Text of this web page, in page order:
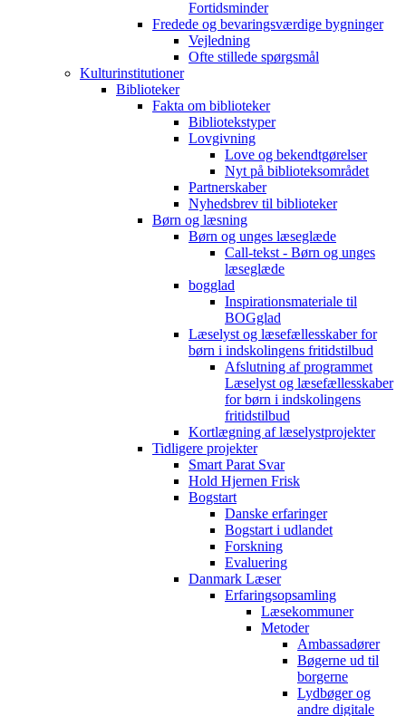
Fortidsminder
Fredede og bevaringsværdige bygninger
Vejledning
Ofte stillede spørgsmål
Kulturinstitutioner
Biblioteker
Fakta om biblioteker
Bibliotekstyper
Lovgivning
Love og bekendtgørelser
Nyt på biblioteksområdet
Partnerskaber
Nyhedsbrev til biblioteker
Børn og læsning
Børn og unges læseglæde
Call-tekst - Børn og unges
læseglæde
bogglad
Inspirationsmateriale til
BOGglad
Læselyst og læsefællesskaber for
børn i indskolingens fritidstilbud
Afslutning af programmet
Læselyst og læsefællesskaber
for børn i indskolingens
fritidstilbud
Kortlægning af læselystprojekter
Tidligere projekter
Smart Parat Svar
Hold Hjernen Frisk
Bogstart
Danske erfaringer
Bogstart i udlandet
Forskning
Evaluering
Danmark Læser
Erfaringsopsamling
Læsekommuner
Metoder
Ambassadører
Bøgerne ud til
borgerne
Lydbøger og
andre digitale